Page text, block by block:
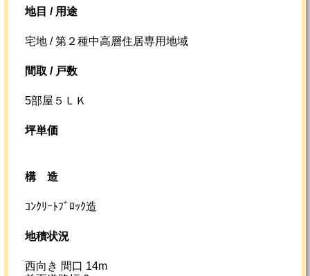
地目 / 用途
宅地 / 第２種中高層住居専用地域
間取 / 戸数
5部屋５ＬＫ
坪単価
構造
ｺﾝｸﾘｰﾄﾌﾞﾛｯｸ造
地積状況
西向き 間口 14m